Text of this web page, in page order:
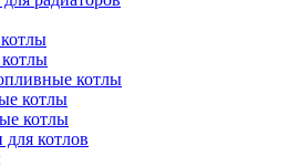
котлы
котлы
котлы
для котлов